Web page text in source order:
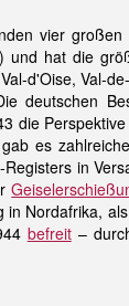
vier
hat die
d'Oise, Val-
deutschen
die
es
-Registers in
Nordafrika,
befreit–